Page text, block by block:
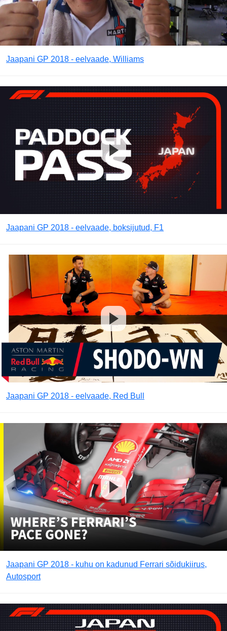
Jaapani GP 2018 - eelvaade, Williams
Jaapani GP 2018 - eelvaade, boksijutud, F1
Jaapani GP 2018 - eelvaade, Red Bull
Jaapani GP 2018 - kuhu on kadunud Ferrari sõidukiirus,
Autosport